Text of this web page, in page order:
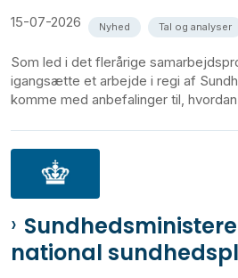
15-07-2026 Nyhed Tal og analyser
Som led i det flerårige
igangsætte et arbejde i regi af
komme med anbefalinger til,
national